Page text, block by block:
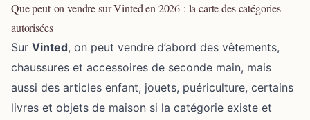
Que peut-on vendre sur Vinted en 2026 : la carte des catégories
autorisées
Sur Vinted, on peut vendre d’abord des vêtements,
chaussures et accessoires de seconde main, mais
aussi des articles enfant, jouets, puériculture, certains
livres et objets de maison si la catégorie existe et